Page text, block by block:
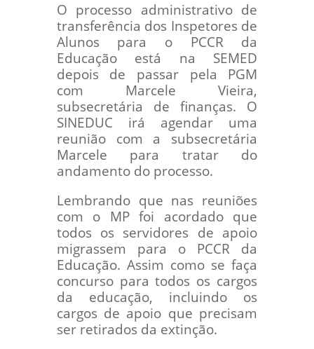
O processo administrativo de
transferência dos Inspetores de
Alunos para o PCCR da
Educação está na SEMED
depois de passar pela PGM
com Marcele Vieira,
subsecretária de finanças. O
SINEDUC irá agendar uma
reunião com a subsecretária
Marcele para tratar do
andamento do processo.
Lembrando que nas reuniões
com o MP foi acordado que
todos os servidores de apoio
migrassem para o PCCR da
Educação. Assim como se faça
concurso para todos os cargos
da educação, incluindo os
cargos de apoio que precisam
ser retirados da extinção.